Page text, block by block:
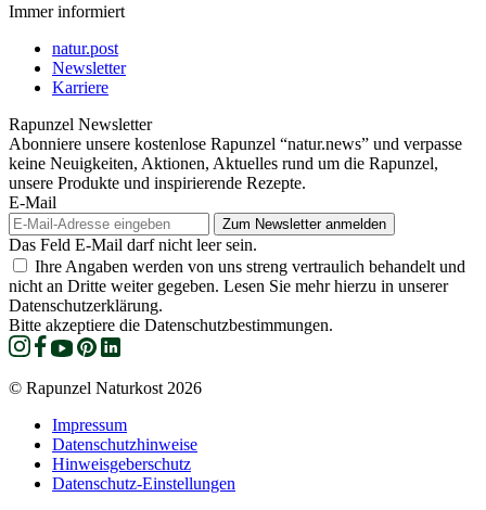
Immer informiert
natur.post
Newsletter
Karriere
Rapunzel Newsletter
Abonniere unsere kostenlose Rapunzel “natur.news” und verpasse
keine Neuigkeiten, Aktionen, Aktuelles rund um die Rapunzel,
unsere Produkte und inspirierende Rezepte.
E-Mail
Das Feld E-Mail darf nicht leer sein.
Ihre Angaben werden von uns streng vertraulich behandelt und
nicht an Dritte weiter gegeben. Lesen Sie mehr hierzu in unserer
Datenschutzerklärung.
Bitte akzeptiere die Datenschutzbestimmungen.
© Rapunzel Naturkost 2026
Impressum
Datenschutzhinweise
Hinweisgeberschutz
Datenschutz-Einstellungen